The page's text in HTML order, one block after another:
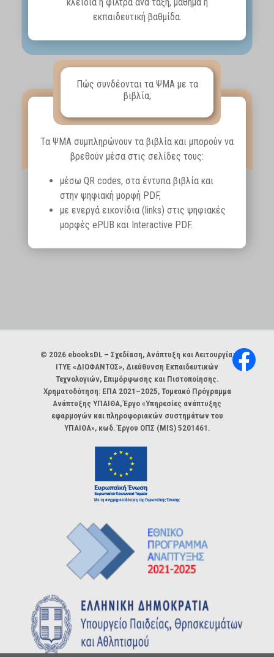
εκπαιδευτική βαθμίδα.
Πώς συνδέονται τα ΨΜΑ με τα
βιβλία;
Τα ΨΜΑ συμπληρώνουν τα βιβλία και μπορούν να
βρεθούν μέσα στις σελίδες τους:
μέσω QR codes, στα έντυπα βιβλία και
στην ψηφιακή μορφή PDF,
με ενεργά εικονίδια (links) στις ψηφιακές
μορφές ePUB και Interactive PDF.
Χορηγοί και φορείς
© 2026 ebooksDL – Σχεδίαση, Ανάπτυξη και Λειτουργία:
ΙΤΥΕ «ΔΙΟΦΑΝΤΟΣ», Διεύθυνση Εκπαιδευτικών
Τεχνολογιών, Επιμόρφωσης και Πιστοποίησης.
Χρηματοδότηση: ΕΠΑ 2021–2025, Τομεακό Πρόγραμμα
Ανάπτυξης ΥΠΑΙΘΑ, Έργο «Υπηρεσίες ανάπτυξης
εφαρμογών και πληροφοριακών συστημάτων του
ΥΠΑΙΘΑ», κωδ. Έργου ΟΠΣ (MIS) 5201461.